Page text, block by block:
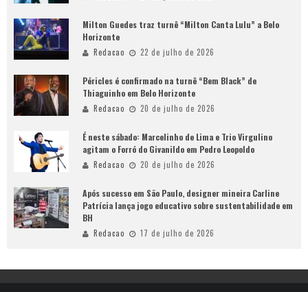
Milton Guedes traz turnê “Milton Canta Lulu” a Belo
Horizonte
Redacao 22 de julho de 2026
Péricles é confirmado na turnê “Bem Black” de
Thiaguinho em Belo Horizonte
Redacao 20 de julho de 2026
É neste sábado: Marcelinho de Lima e Trio Virgulino
agitam o Forró do Givanildo em Pedro Leopoldo
Redacao 20 de julho de 2026
Após sucesso em São Paulo, designer mineira Carline
Patrícia lança jogo educativo sobre sustentabilidade em
BH
Redacao 17 de julho de 2026